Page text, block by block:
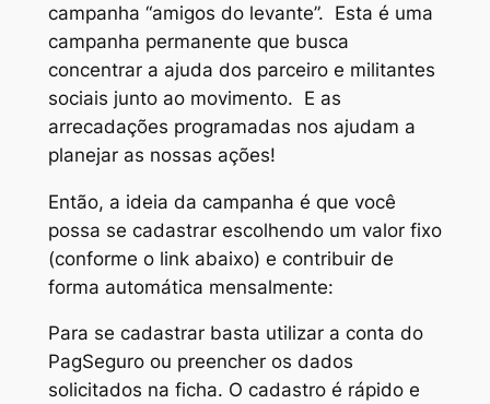
campanha “amigos do levante”. Esta é uma
campanha permanente que busca
concentrar a ajuda dos parceiro e militantes
sociais junto ao movimento. E as
arrecadações programadas nos ajudam a
planejar as nossas ações!
Então, a ideia da campanha é que você
possa se cadastrar escolhendo um valor fixo
(conforme o link abaixo) e contribuir de
forma automática mensalmente:
Para se cadastrar basta utilizar a conta do
PagSeguro ou preencher os dados
solicitados na ficha. O cadastro é rápido e